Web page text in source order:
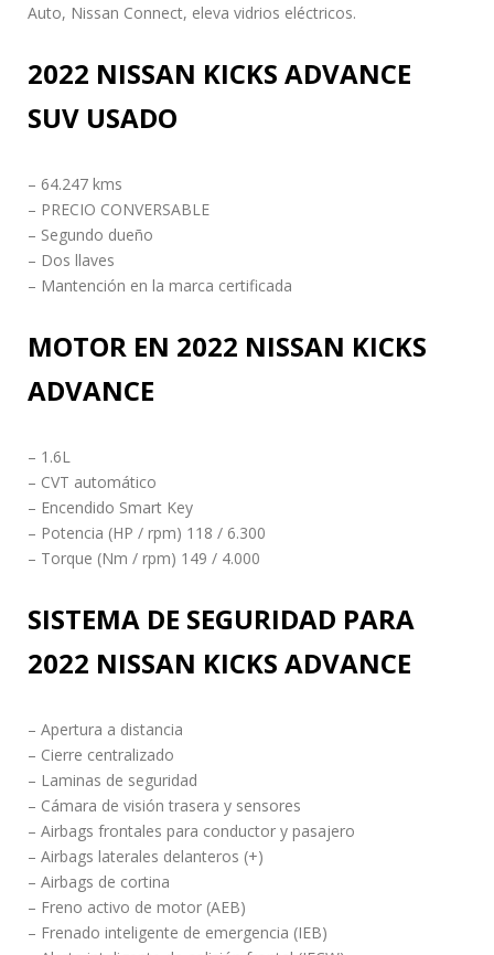
Auto, Nissan Connect, eleva vidrios eléctricos.
2022 NISSAN KICKS ADVANCE
SUV USADO
– 64.247 kms
– PRECIO CONVERSABLE
– Segundo dueño
– Dos llaves
– Mantención en la marca certificada
MOTOR EN 2022 NISSAN KICKS
ADVANCE
– 1.6L
– CVT automático
– Encendido Smart Key
– Potencia (HP / rpm) 118 / 6.300
– Torque (Nm / rpm) 149 / 4.000
SISTEMA DE SEGURIDAD PARA
2022 NISSAN KICKS ADVANCE
– Apertura a distancia
– Cierre centralizado
– Laminas de seguridad
– Cámara de visión trasera y sensores
– Airbags frontales para conductor y pasajero
– Airbags laterales delanteros (+)
– Airbags de cortina
– Freno activo de motor (AEB)
– Frenado inteligente de emergencia (IEB)